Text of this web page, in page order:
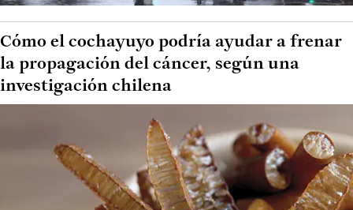
Cómo el cochayuyo podría ayudar a frenar
la propagación del cáncer, según una
investigación chilena